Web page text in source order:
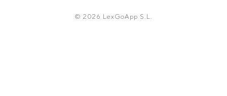
© 2026 LexGoApp S.L.